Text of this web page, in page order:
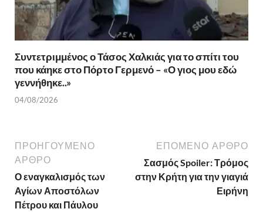
Συντετριμμένος ο Τάσος Χαλκιάς για το σπίτι του
που κάηκε στο Πόρτο Γερμενό – «Ο γιος μου εδώ
γεννήθηκε..»
04/08/2026
ΠΡΟΗΓΟΎΜΕΝΟ
ΆΡΘΡΟ
Ο εναγκαλισμός των
Αγίων Αποστόλων
Πέτρου και Πάυλου
ΕΠΌΜΕΝΟ ΆΡΘΡΟ
Σασμός Spoiler: Τρόμος
στην Κρήτη για την γιαγιά
Ειρήνη